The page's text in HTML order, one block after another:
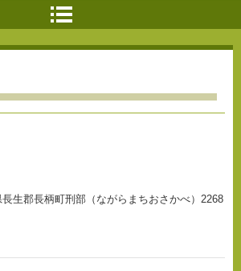
生郡長柄町刑部（ながらまちおさかべ）2268